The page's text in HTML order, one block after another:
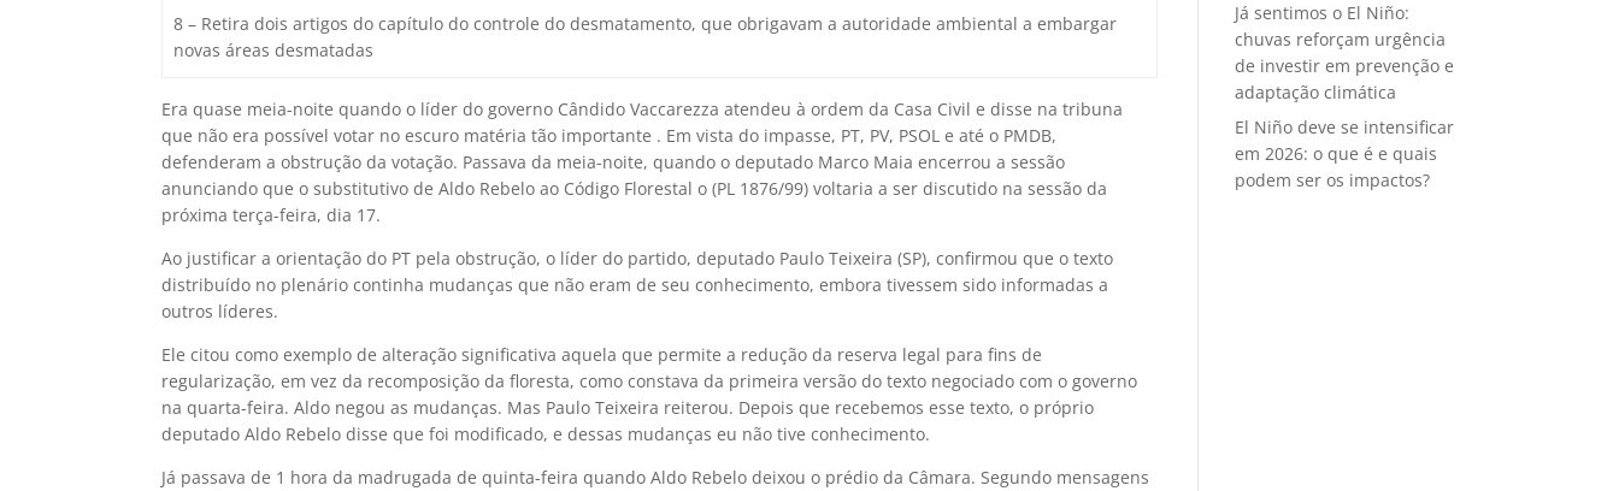
8 – Retira dois artigos do capítulo do controle do desmatamento, que obrigavam a autoridade ambiental a embargar
novas áreas desmatadas
Era quase meia-noite quando o líder do governo Cândido Vaccarezza atendeu à ordem da Casa Civil e disse na tribuna
que não era possível votar no escuro matéria tão importante . Em vista do impasse, PT, PV, PSOL e até o PMDB,
defenderam a obstrução da votação. Passava da meia-noite, quando o deputado Marco Maia encerrou a sessão
anunciando que o substitutivo de Aldo Rebelo ao Código Florestal o (PL 1876/99) voltaria a ser discutido na sessão da
próxima terça-feira, dia 17.
Ao justificar a orientação do PT pela obstrução, o líder do partido, deputado Paulo Teixeira (SP), confirmou que o texto
distribuído no plenário continha mudanças que não eram de seu conhecimento, embora tivessem sido informadas a
outros líderes.
Ele citou como exemplo de alteração significativa aquela que permite a redução da reserva legal para fins de
regularização, em vez da recomposição da floresta, como constava da primeira versão do texto negociado com o governo
na quarta-feira. Aldo negou as mudanças. Mas Paulo Teixeira reiterou. Depois que recebemos esse texto, o próprio
deputado Aldo Rebelo disse que foi modificado, e dessas mudanças eu não tive conhecimento.
Já passava de 1 hora da madrugada de quinta-feira quando Aldo Rebelo deixou o prédio da Câmara. Segundo mensagens
Já sentimos o El Niño:
chuvas reforçam urgência
de investir em prevenção e
adaptação climática
El Niño deve se intensificar
em 2026: o que é e quais
podem ser os impactos?